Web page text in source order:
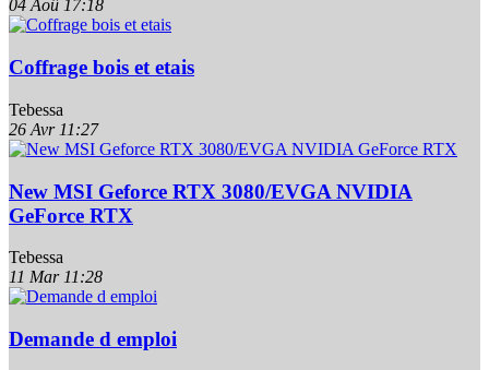
04 Aoû 17:18
Coffrage bois et etais
Tebessa
26 Avr 11:27
New MSI Geforce RTX 3080/EVGA NVIDIA
GeForce RTX
Tebessa
11 Mar 11:28
Demande d emploi